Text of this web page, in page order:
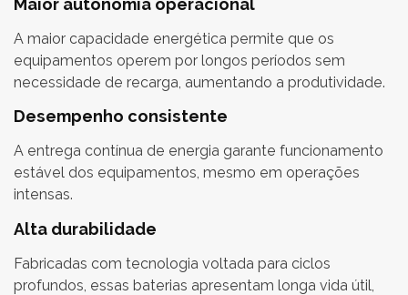
Maior autonomia operacional
A maior capacidade energética permite que os
equipamentos operem por longos períodos sem
necessidade de recarga, aumentando a produtividade.
Desempenho consistente
A entrega contínua de energia garante funcionamento
estável dos equipamentos, mesmo em operações
intensas.
Alta durabilidade
Fabricadas com tecnologia voltada para ciclos
profundos, essas baterias apresentam longa vida útil,